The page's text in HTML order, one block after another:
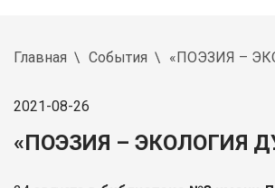
Главная События «ПОЭЗИЯ –
2021-08-26
«ПОЭЗИЯ – ЭКОЛОГИЯ